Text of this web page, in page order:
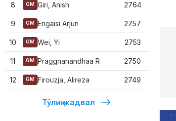
8 GM Giri, Anish 2764
9 GM Erigaisi Arjun 2757
10 GM Wei, Yi 2753
11 GM Praggnanandhaa R 2750
12 GM Firouzja, Alireza 2749
Тўлиқ жадвал